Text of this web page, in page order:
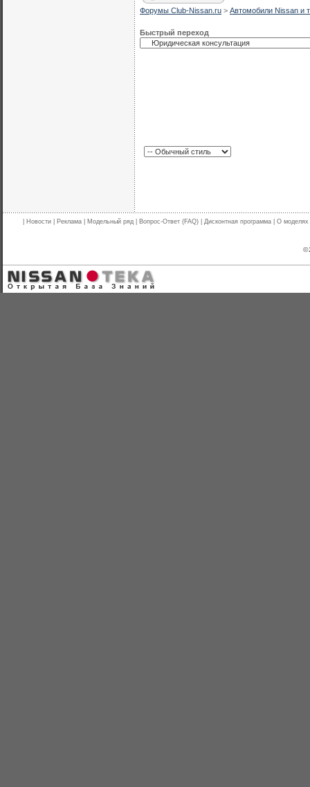
Форумы Club-Nissan.ru > Автомобили Nissan и
Быстрый переход
Новости Реклама Модельный ряд Вопрос-Ответ (FAQ) Дисконтная программа О моделях
©